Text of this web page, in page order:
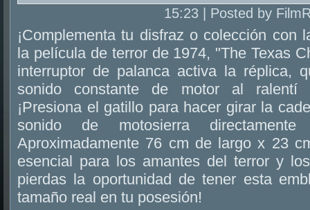
15:23 | Posted by
¡Complementa tu disfraz o colección con
la película de terror de 1974, "The Texas
interruptor de palanca activa la réplica,
sonido constante de motor al ralentí
¡Presiona el gatillo para hacer girar la
sonido de motosierra
Aproximadamente 76 cm de largo x 23
esencial para los amantes del terror y
pierdas la oportunidad de tener esta
tamaño real en tu posesión!